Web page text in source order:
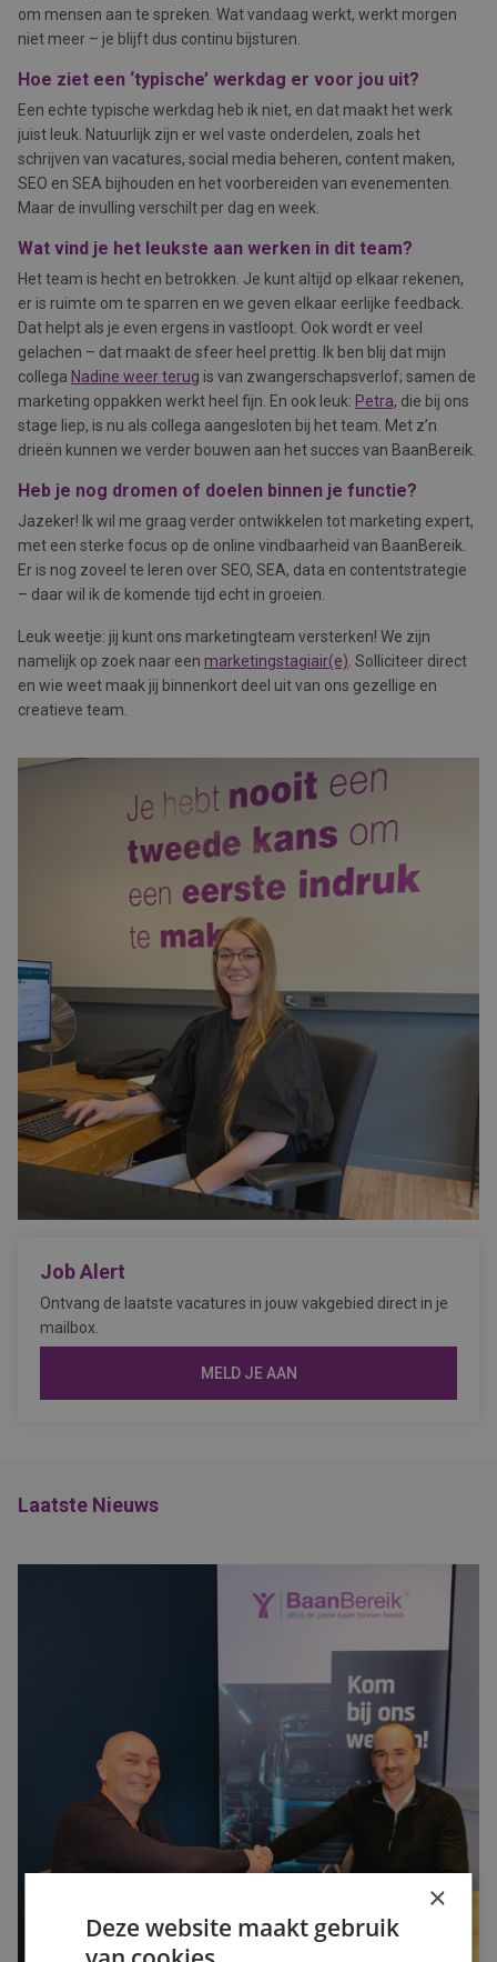
om mensen aan te spreken. Wat vandaag werkt, werkt morgen
niet meer – je blijft dus continu bijsturen.
Hoe ziet een ‘typische’ werkdag er voor jou uit?
Een echte typische werkdag heb ik niet, en dat maakt het werk
juist leuk. Natuurlijk zijn er wel vaste onderdelen, zoals het
schrijven van vacatures, social media beheren, content maken,
SEO en SEA bijhouden en het voorbereiden van evenementen.
Maar de invulling verschilt per dag en week.
Wat vind je het leukste aan werken in dit team?
Het team is hecht en betrokken. Je kunt altijd op elkaar rekenen,
er is ruimte om te sparren en we geven elkaar eerlijke feedback.
Dat helpt als je even ergens in vastloopt. Ook wordt er veel
gelachen – dat maakt de sfeer heel prettig. Ik ben blij dat mijn
collega Nadine weer terug is van zwangerschapsverlof; samen de
marketing oppakken werkt heel fijn. En ook leuk: Petra, die bij ons
stage liep, is nu als collega aangesloten bij het team. Met z’n
drieën kunnen we verder bouwen aan het succes van BaanBereik.
Heb je nog dromen of doelen binnen je functie?
Jazeker! Ik wil me graag verder ontwikkelen tot marketing expert,
met een sterke focus op de online vindbaarheid van BaanBereik.
Er is nog zoveel te leren over SEO, SEA, data en contentstrategie
– daar wil ik de komende tijd echt in groeien.
Leuk weetje: jij kunt ons marketingteam versterken! We zijn
namelijk op zoek naar een marketingstagiair(e) . Solliciteer direct
en wie weet maak jij binnenkort deel uit van ons gezellige en
creatieve team.
Job Alert
Ontvang de laatste vacatures in jouw vakgebied direct in je
mailbox.
MELD JE AAN
Laatste Nieuws
×
Deze website maakt gebruik